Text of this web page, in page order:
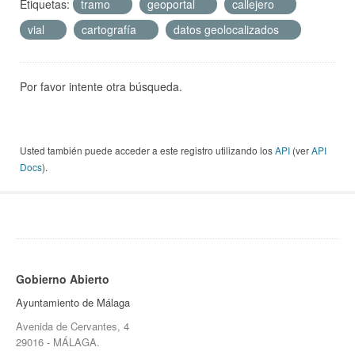
Etiquetas:
tramo geoportal
callejero
vial
cartografía datos geolocalizados
Por favor intente otra búsqueda.
Usted también puede acceder a este registro utilizando losAPI (verAPI
Docs).
Gobierno Abierto
Ayuntamiento de Málaga
Avenida de Cervantes, 4
29016 - MÁLAGA.